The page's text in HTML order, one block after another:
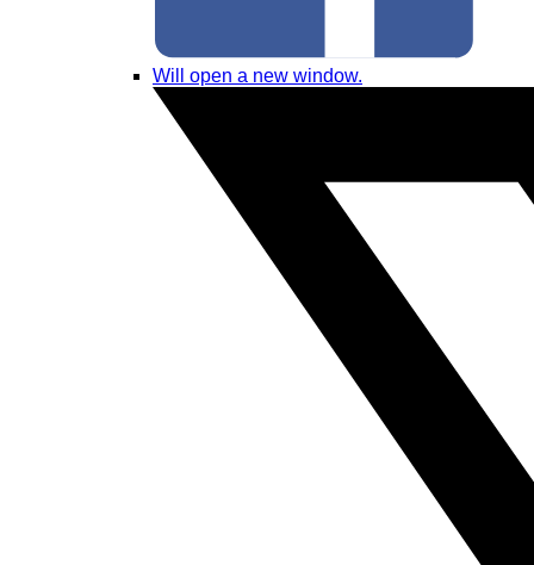
Will open a new window.